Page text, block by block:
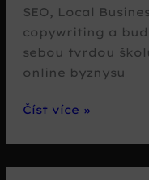
SEO, Local
copywriting a
sebou tvrdou
online byznysu
Jak
optimální
SEO
Číst více »